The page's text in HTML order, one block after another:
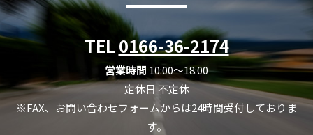
TEL 0166-36-2174
営業時間 10:00～18:00
定休日 不定休
※FAX、お問い合わせフォームからは24時間受付しておりま
す。